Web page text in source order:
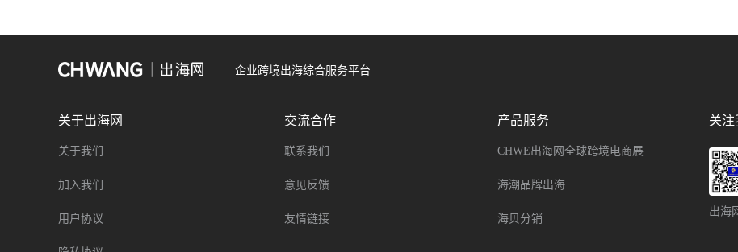
企业跨境出海综合服务平台
关于出海网
关于我们
加入我们
用户协议
交流合作
联系我们
意见反馈
友情链接
产品服务
CHWE出海网全球跨境电商展
海潮品牌出海
海贝分销
关注
出海